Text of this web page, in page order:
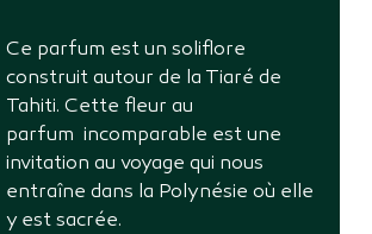
Ce parfum est un soliflore
construit autour de la Tiaré de
Tahiti. Cette fleur au
parfum incomparable est une
invitation au voyage qui nous
entraîne dans la Polynésie où elle
y est sacrée.